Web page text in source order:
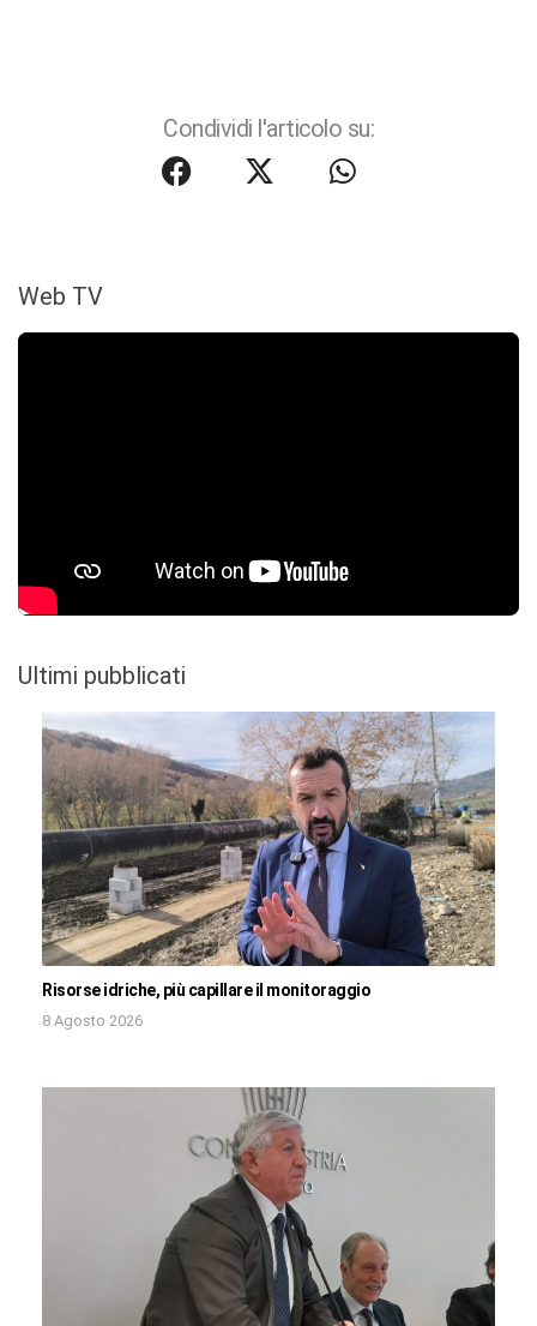
Condividi l'articolo su:
Web TV
Ultimi pubblicati
Risorse idriche, più capillare il monitoraggio
8 Agosto 2026